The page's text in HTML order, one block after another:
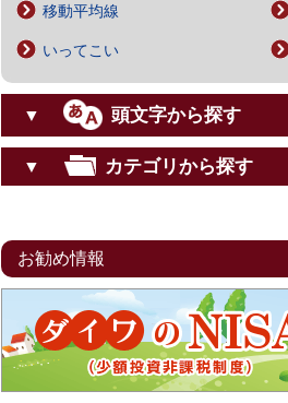
移動平均線
いってこい
▼ 頭文字から探す
▼ カテゴリから探す
お勧め情報